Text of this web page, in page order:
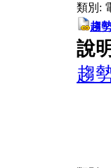
類別:
趨
說
趨